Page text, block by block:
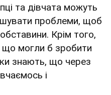
та дівчата можуть
проблеми, щоб
Крім того,
що могли б зробити
знають, що через
і